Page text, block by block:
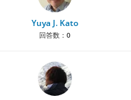
Yuya J. Kato
回答数： 0